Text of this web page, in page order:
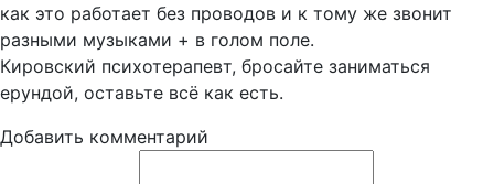
как это работает без проводов и к тому же звонит
разными музыками + в голом поле.
Кировский психотерапевт, бросайте заниматься
ерундой, оставьте всё как есть.
Добавить комментарий